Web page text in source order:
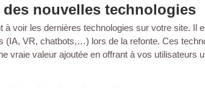
nouvelles technologies
à voir les dernières technologies sur votre site. Il
(IA, VR, chatbots,…) lors de la refonte. Ces
vraie valeur ajoutée en offrant à vos utilisateurs